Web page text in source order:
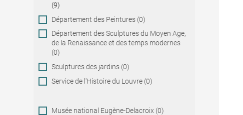
(9)
Département des Peintures (0)
Département des Sculptures du Moyen Age,
de la Renaissance et des temps modernes
(0)
Sculptures des jardins (0)
Service de l'Histoire du Louvre (0)
Musée national Eugène-Delacroix (0)